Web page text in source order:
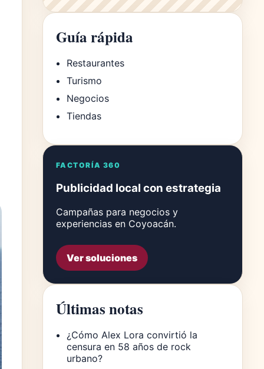
Guía rápida
Restaurantes
Turismo
Negocios
Tiendas
FACTORÍA 360
Publicidad local con estrategia
Campañas para negocios y
experiencias en Coyoacán.
Ver soluciones
Últimas notas
¿Cómo Alex Lora convirtió la
censura en 58 años de rock
urbano?